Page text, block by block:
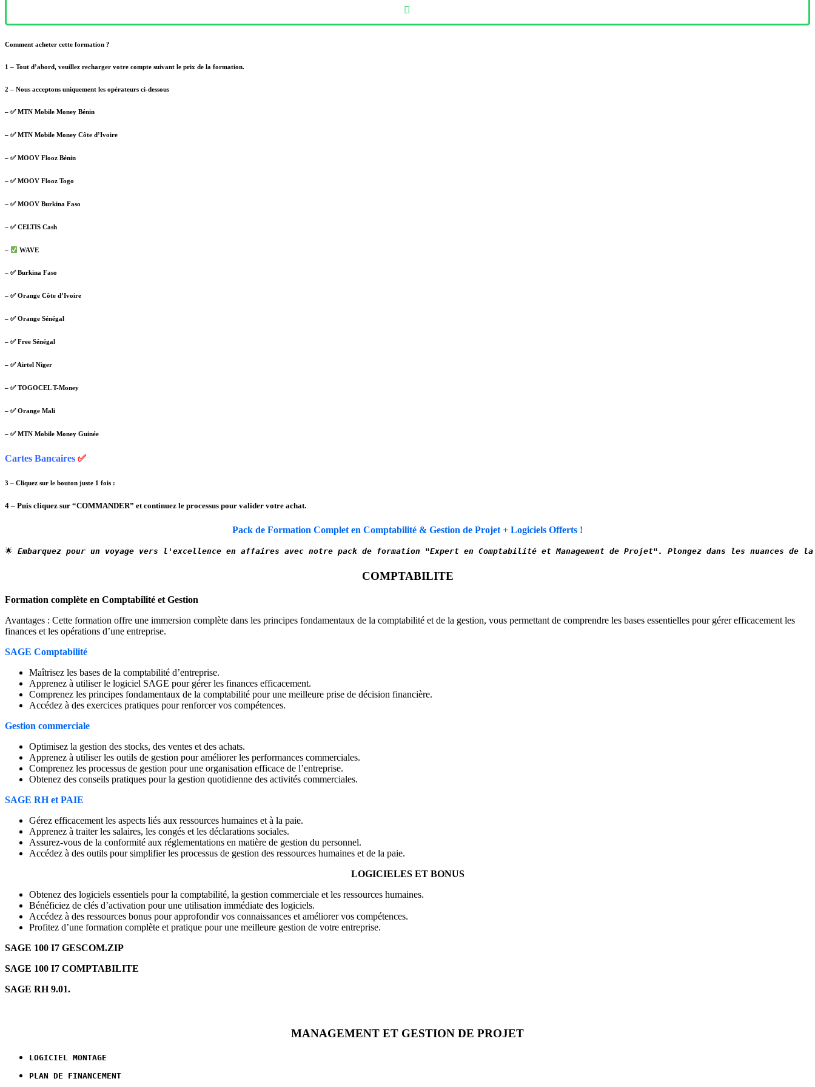
Comment acheter cette formation ?
1 – Tout d’abord, veuillez recharger votre compte suivant le prix de la formation.
2 – Nous acceptons uniquement les opérateurs ci-dessous
– ✅ MTN Mobile Money Bénin
– ✅ MTN Mobile Money Côte d’Ivoire
– ✅ MOOV Flooz Bénin
– ✅ MOOV Flooz Togo
– ✅ MOOV Burkina Faso
– ✅ CELTIS Cash
– WAVE
– ✅ Burkina Faso
– ✅ Orange Côte d’Ivoire
– ✅ Orange Sénégal
– ✅ Free Sénégal
– ✅ Airtel Niger
– ✅ TOGOCEL T-Money
– ✅ Orange Mali
– ✅ MTN Mobile Money Guinée
Cartes Bancaires ✅
3 – Cliquez sur le bouton juste 1 fois :
4 – Puis cliquez sur “COMMANDER” et continuez le processus pour valider votre achat.
Pack de Formation Complet en Comptabilité & Gestion de Projet + Logiciels Offerts !
🌟 Embarquez pour un voyage vers l'excellence en affaires avec notre pack de formation "Expert en Comptabilité et Management de Projet". Plongez dans les
COMPTABILITE
Formation complète en Comptabilité et Gestion
Avantages : Cette formation offre une immersion complète dans les principes fondamentaux de la comptabilité et de la gestion, vous permettant de comprendre les bases essentielles pour gérer efficacement les
finances et les opérations d’une entreprise.
SAGE Comptabilité
Maîtrisez les bases de la comptabilité d’entreprise.
Apprenez à utiliser le logiciel SAGE pour gérer les finances efficacement.
Comprenez les principes fondamentaux de la comptabilité pour une meilleure prise de décision financière.
Accédez à des exercices pratiques pour renforcer vos compétences.
Gestion commerciale
Optimisez la gestion des stocks, des ventes et des achats.
Apprenez à utiliser les outils de gestion pour améliorer les performances commerciales.
Comprenez les processus de gestion pour une organisation efficace de l’entreprise.
Obtenez des conseils pratiques pour la gestion quotidienne des activités commerciales.
SAGE RH et PAIE
Gérez efficacement les aspects liés aux ressources humaines et à la paie.
Apprenez à traiter les salaires, les congés et les déclarations sociales.
Assurez-vous de la conformité aux réglementations en matière de gestion du personnel.
Accédez à des outils pour simplifier les processus de gestion des ressources humaines et de la paie.
LOGICIELES ET BONUS
Obtenez des logiciels essentiels pour la comptabilité, la gestion commerciale et les ressources humaines.
Bénéficiez de clés d’activation pour une utilisation immédiate des logiciels.
Accédez à des ressources bonus pour approfondir vos connaissances et améliorer vos compétences.
Profitez d’une formation complète et pratique pour une meilleure gestion de votre entreprise.
SAGE 100 I7 GESCOM.ZIP
SAGE 100 I7 COMPTABILITE
SAGE RH 9.01.
MANAGEMENT ET GESTION DE PROJET
LOGICIEL MONTAGE
PLAN DE FINANCEMENT